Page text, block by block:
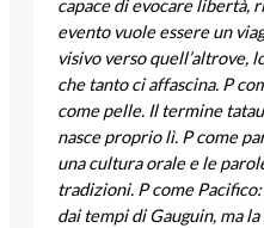
capace di evocare libertà,
evento vuole essere un
visivo verso quell’altrove,
che tanto ci affascina. P
come pelle. Il termine
nasce proprio lì. P come
una cultura orale e le
tradizioni. P come
dai tempi di Gauguin, ma